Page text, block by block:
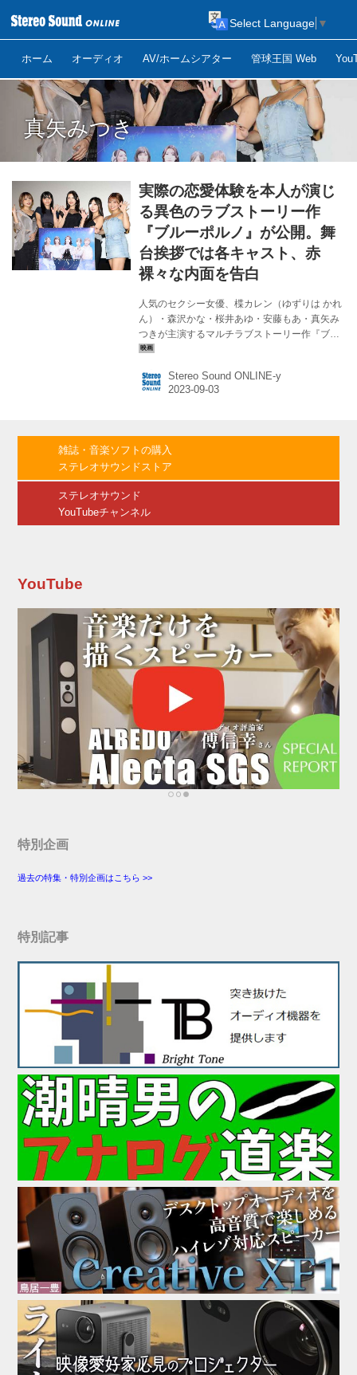
ホーム オーディオ AV/ホームシアター 管球王国 Web
Select Language ▼
真矢みつき
実際の恋愛体験を本人が演じ
る異色のラブストーリー作
『ブルーポルノ』が公開。舞
台挨拶では各キャスト、赤
裸々な内面を告白
人気のセクシー女優、楪カレン（ゆずりは かれ
ん）・森沢かな・桜井あゆ・安藤もあ・真矢み
つきが主演するマルチラブストーリー作『ブル
ーポルノ』が待望の公開を迎え、公開翌日の９
って公開記念舞台挨拶が行なわれた（9月3日に
も登壇予定）。 本作は、人気と実力を兼ね備え
重ねて脚本を制作。彼女たちにはさらに半年に
及ぶワークショップを実施し、自身の人生を自
Stereo Sound ONLINE-y
雑誌・音楽ソフトの購入
ステレオサウンドストア
ステレオサウンド
YouTubeチャンネル
YouTube
特別企画
過去の特集・特別企画はこちら >>
特別記事